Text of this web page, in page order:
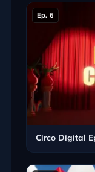
Ep. 6
Circo Digital